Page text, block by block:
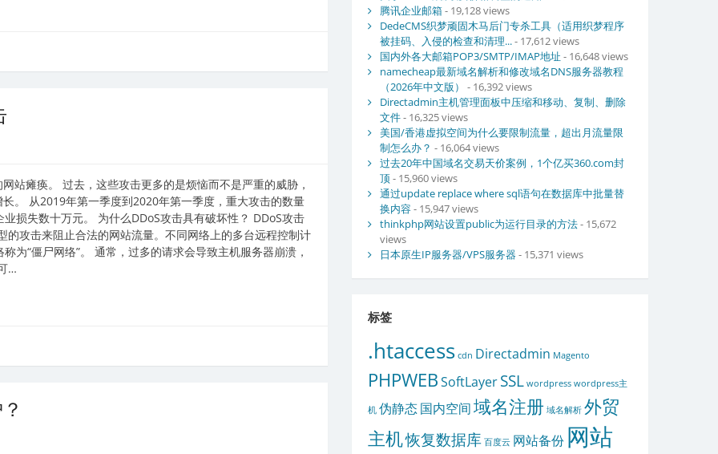
站瘫痪。 过去，这些攻击更多的是烦恼而不是严重的威胁，
。 从2019年第一季度到2020年第一季度，重大攻击的数量
损失数十万元。 为什么DDoS攻击具有破坏性？ DDoS攻击
攻击来阻止合法的网站流量。不同网络上的多台远程控制计
为“僵尸网络”。 通常，过多的请求会导致主机服务器崩溃，
…
腾讯企业邮箱- 19,128 views
DedeCMS织梦顽固木马后门专杀工具（适用织梦程序
被挂码、入侵的检查和清理...- 17,612 views
国内外各大邮箱POP3/SMTP/IMAP地址 - 16,648 views
namecheap最新域名解析和修改域名DNS服务器教程
（2026年中文版）
- 16,392 views
Directadmin主机管理面板中压缩和移动、复制、删除
文件- 16,325 views
美国/香港虚拟空间为什么要限制流量，超出月流量限
制怎么办？ - 16,064 views
过去20年中国域名交易天价案例，1个亿买360.com封
顶- 15,960 views
通过update replace where sql语句在数据库中批量替
换内容- 15,947 views
thinkphp网站设置public为运行目录的方法- 15,672
views
日本原生IP服务器/VPS服务器 - 15,371 views
标签
.htaccess cdn Directadmin Magento
PHPWEBSoftLayerSSL wordpress wordpress主
机 伪静态国内空间域名注册 域名解析 外贸
主机恢复数据库 百度云 网站备份 网站